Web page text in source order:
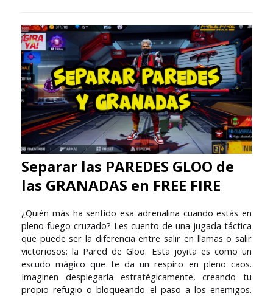
Separar las PAREDES GLOO de
las GRANADAS en FREE FIRE
¿Quién más ha sentido esa adrenalina cuando estás en
pleno fuego cruzado? Les cuento de una jugada táctica
que puede ser la diferencia entre salir en llamas o salir
victoriosos: la Pared de Gloo. Esta joyita es como un
escudo mágico que te da un respiro en pleno caos.
Imaginen desplegarla estratégicamente, creando tu
propio refugio o bloqueando el paso a los enemigos.